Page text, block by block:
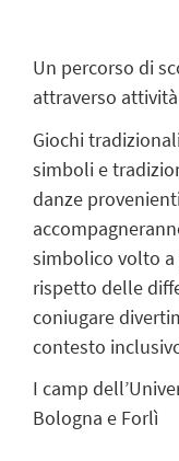
Un percorso di
attraverso
Giochi
simboli e
danze
simbolico volto
rispetto delle
coniugare
contesto
I camp
Bologna e Forlì